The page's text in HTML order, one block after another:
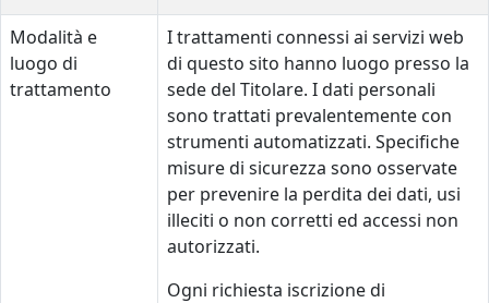
Modalità e
luogo di
trattamento
I trattamenti connessi ai servizi web
di questo sito hanno luogo presso la
sede del Titolare. I dati personali
sono trattati prevalentemente con
strumenti automatizzati. Specifiche
misure di sicurezza sono osservate
per prevenire la perdita dei dati, usi
illeciti o non corretti ed accessi non
autorizzati.
Ogni richiesta iscrizione di